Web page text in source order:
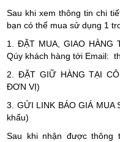
Sau khi xem thông tin chi
bạn có thể mua sử dụng 1
1. ĐẶT MUA, GIAO HÀNG
Qúy khách hàng tới Email:
2. ĐẶT GIỮ HÀNG TẠI
ĐƠN VỊ)
3. GỬI LINK BÁO GIÁ MUA
khẩu)
Sau khi nhận được thông